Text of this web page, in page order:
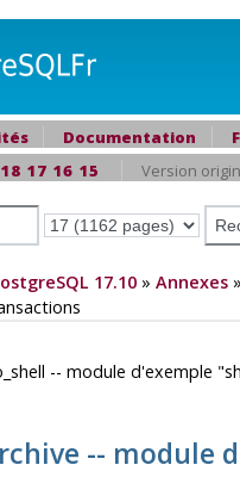
Documentation
18 17 16 15 Version
17.10 » Annexes »
-- module d'exemple
--